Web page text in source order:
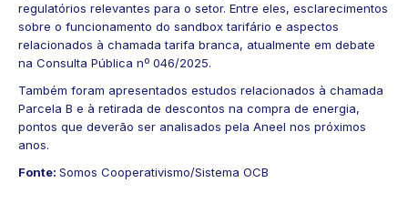
regulatórios relevantes para o setor. Entre eles, esclarecimentos
sobre o funcionamento do sandbox tarifário e aspectos
relacionados à chamada tarifa branca, atualmente em debate
na Consulta Pública nº 046/2025.
Também foram apresentados estudos relacionados à chamada
Parcela B e à retirada de descontos na compra de energia,
pontos que deverão ser analisados pela Aneel nos próximos
anos.
Fonte: Somos Cooperativismo/Sistema OCB